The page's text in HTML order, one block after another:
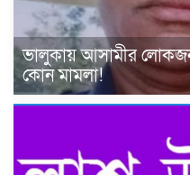
ভালুকায় আসামীর
কোন মামলা!